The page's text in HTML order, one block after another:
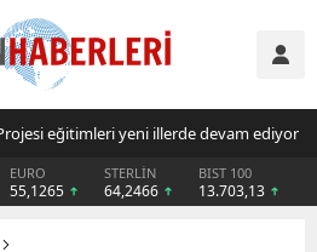
eğitimleri yeni illerde devam ediyor
EURO
55,1265
STERLİN
64,2466
BIST 100
13.703,13